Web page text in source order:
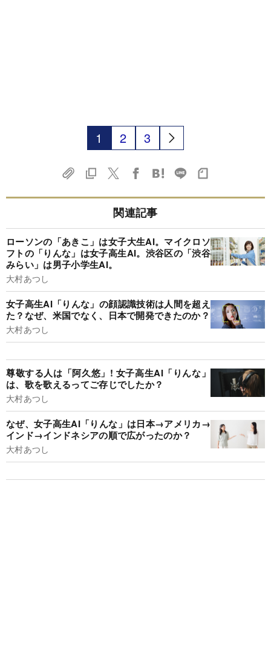
1 2 3
関連記事
ローソンの「あきこ」は女子大生AI。マイクロソ
フトの「りんな」は女子高生AI。渋谷区の「渋谷
みらい」は男子小学生AI。
大村あつし
女子高生AI「りんな」の顔認識技術は人間を超え
た？なぜ、米国でなく、日本で開発できたのか？
大村あつし
尊敬する人は「阿久悠」! 女子高生AI「りんな」
は、歌を歌えるってご存じでしたか？
大村あつし
なぜ、女子高生AI「りんな」は日本→アメリカ→
インド→インドネシアの順で広がったのか？
大村あつし